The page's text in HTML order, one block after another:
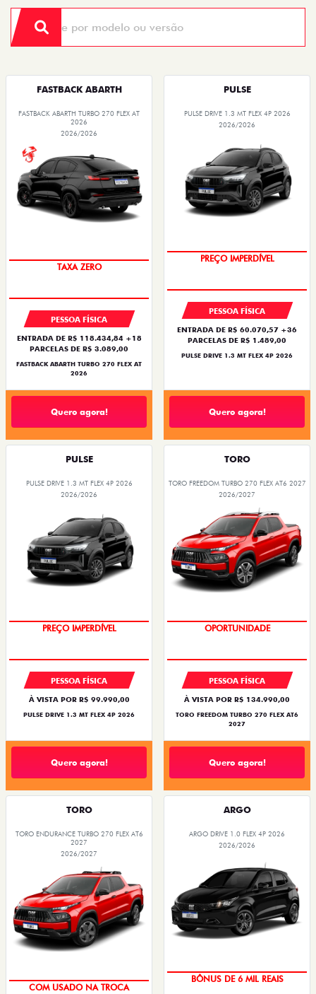
FASTBACK ABARTH
FASTBACK ABARTH TURBO 270 FLEX AT
2026
2026/2026
SAIA DE FIAT 0KM
PESSOA FÍSICA
ENTRADA DE R$ 118.434,84 +18
PARCELAS DE R$ 3.089,00
FASTBACK ABARTH TURBO 270 FLEX AT
2026
Quero agora!
PULSE
PULSE DRIVE 1.3 MT FLEX 4P 2026
2026/2026
OPORTUNIDADE
PESSOA FÍSICA
ENTRADA DE R$ 60.070,57 +36
PARCELAS DE R$ 1.489,00
PULSE DRIVE 1.3 MT FLEX 4P 2026
Quero agora!
PULSE
PULSE DRIVE 1.3 MT FLEX 4P 2026
2026/2026
OPORTUNIDADE
PESSOA FÍSICA
À VISTA POR R$ 99.990,00
PULSE DRIVE 1.3 MT FLEX 4P 2026
Quero agora!
TORO
TORO FREEDOM TURBO 270 FLEX AT6 2027
2026/2027
SUPERVALORIZAÇÃO DO USADO
PESSOA FÍSICA
À VISTA POR R$ 134.990,00
TORO FREEDOM TURBO 270 FLEX AT6
2027
Quero agora!
TORO
TORO ENDURANCE TURBO 270 FLEX AT6
2027
2026/2027
OPORTUNIDADE
ARGO
ARGO DRIVE 1.0 FLEX 4P 2026
2026/2026
TAXA ZERO